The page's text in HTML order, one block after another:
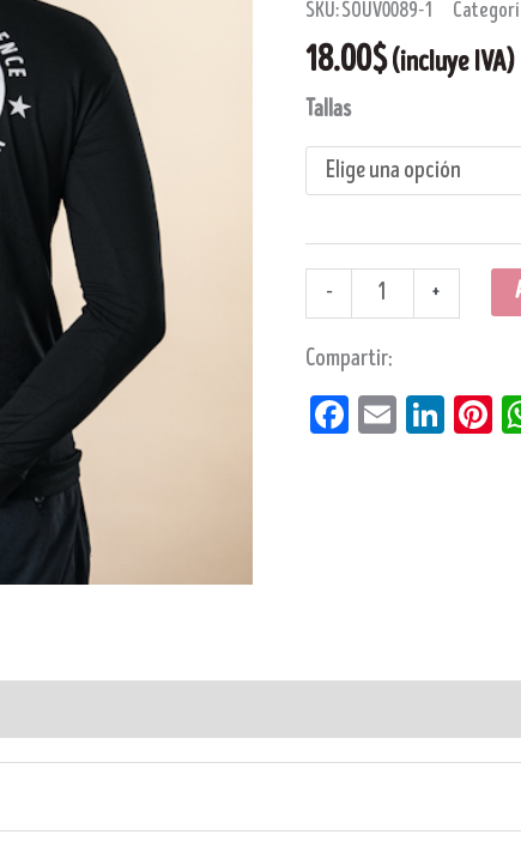
SKU:SOUV0089-1
18.00$(incluye IVA)
Tallas
- +
Compartir:
Facebook
Email